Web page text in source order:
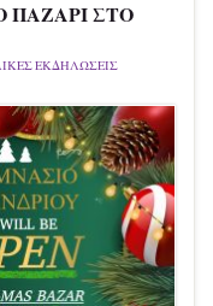
ΠΑΖΑΡΙ ΣΤΟ
ΕΚΔΗΛΩΣΕΙΣ